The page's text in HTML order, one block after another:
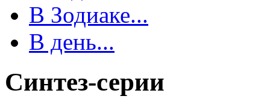
В Зодиаке...
В день...
Синтез-серии